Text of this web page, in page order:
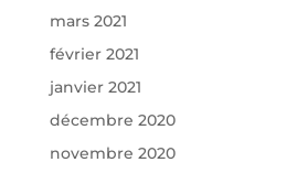
mars 2021
février 2021
janvier 2021
décembre 2020
novembre 2020